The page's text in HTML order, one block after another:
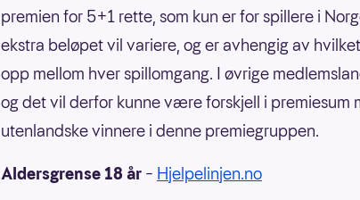
premien for 5+1 rette, som kun er for spillere i
ekstra beløpet vil variere, og er avhengig av
opp mellom hver spillomgang. I øvrige
og det vil derfor kunne være forskjell i premiesum
utenlandske vinnere i denne premiegruppen.
Aldersgrense 18 år – Hjelpelinjen.no